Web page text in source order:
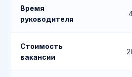
Время
руководителя
Стоимость
вакансии